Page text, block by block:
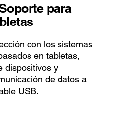
para
con los sistemas
en tabletas,
dispositivos y
de datos a
USB.